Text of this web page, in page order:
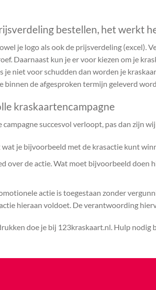
bestellen, het werkt
je logo als ook de prijsverdeling (excel).
Daarnaast kun je er voor kiezen om je
je niet voor schudden dan worden je
binnen de afgesproken termijn geleverd
kraskaartencampagne
succesvol verloopt, pas dan zijn
je bijvoorbeeld met de krasactie kunt
over de actie. Wat moet bijvoorbeeld doen
actie is toegestaan zonder
hieraan voldoet. De verantwoording
doe je bij 123kraskaart.nl. Hulp nodig